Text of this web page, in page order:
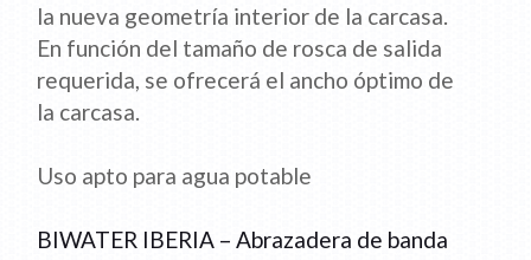
la nueva geometría interior de la carcasa.
En función del tamaño de rosca de salida
requerida, se ofrecerá el ancho óptimo de
la carcasa.
Uso apto para agua potable
BIWATER IBERIA – Abrazadera de banda